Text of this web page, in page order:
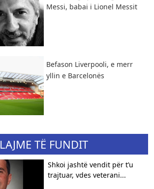
Messi, babai i Lionel Messit
Befason Liverpooli, e merr
yllin e Barcelonës
LAJME TË FUNDIT
Shkoi jashtë vendit për t’u
trajtuar, vdes veterani...